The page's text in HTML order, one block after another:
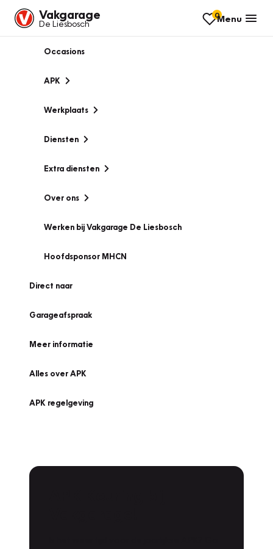
Vakgarage
De Liesbosch
0Menu
Occasions
APK
Werkplaats
Diensten
Extra diensten
Over ons
Werken bij Vakgarage De Liesbosch
Hoofdsponsor MHCN
Direct naar
Garageafspraak
Meer informatie
Alles over APK
APK regelgeving